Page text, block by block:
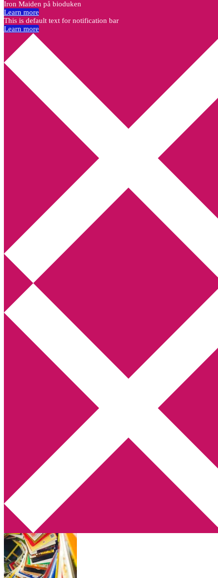
Annikas litteratur- och kulturblogg
Deckare, kriminalromaner, thrillers
Hem
Boktolva
Författarfemman
Kontakt
Webbshop Amazon
Utskriftscentralen
Min tv-blogg
You are here:Home Archives for Henning Mankell
Case study: Vad är skillnaden mellan en
deckare och en kriminalroman?
2013-08-01 byAnnika
Iron Maiden på bioduken
Learn more
This is default text for notification bar
Learn more